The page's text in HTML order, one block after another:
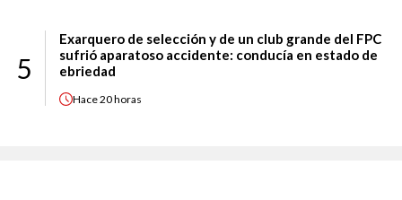
5
Exarquero de selección y de un club grande del FPC
sufrió aparatoso accidente: conducía en estado de
ebriedad
Hace20 horas